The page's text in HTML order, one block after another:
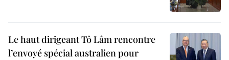
Le haut dirigeant Tô Lâm rencontre
l’envoyé spécial australien pour